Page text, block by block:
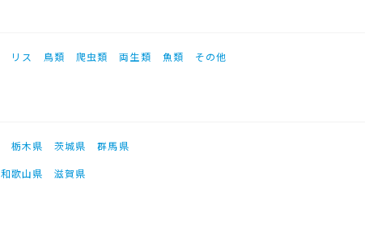
リス 鳥類 爬虫類 両生類 魚類 その他
栃木県 茨城県
群馬県
和歌山県
滋賀県